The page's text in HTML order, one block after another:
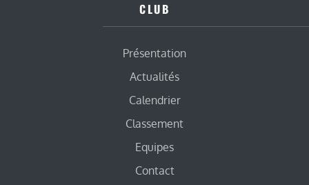
CLUB
Présentation
Actualités
Calendrier
Classement
Equipes
Contact